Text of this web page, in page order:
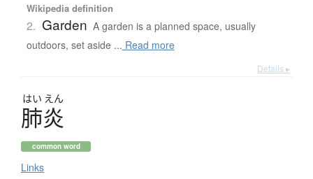
Wikipedia definition
2. Garden A garden is a planned space, usually
outdoors, set aside ... Read more
Details ▸
はい えん
肺炎
common word
Links